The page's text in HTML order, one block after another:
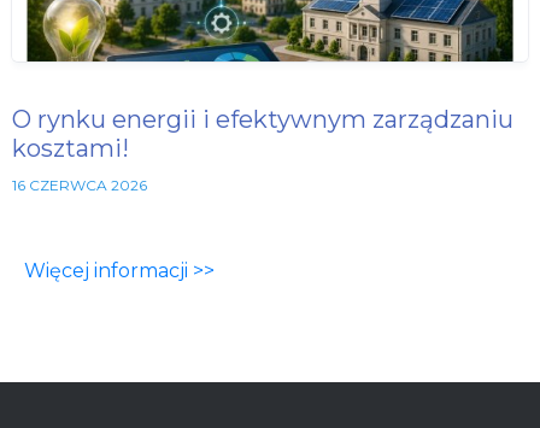
O rynku energii i efektywnym zarządzaniu
kosztami!
16 CZERWCA 2026
Więcej informacji >>